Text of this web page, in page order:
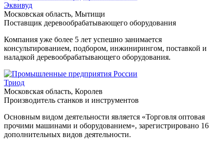
Эквивуд
Московская область, Мытищи
Поставщик деревообрабатывающего оборудования
Компания уже более 5 лет успешно занимается
консультированием, подбором, инжинирингом, поставкой и
наладкой деревообрабатывающего оборудования.
Триод
Московская область, Королев
Производитель станков и инструментов
Основным видом деятельности является «Торговля оптовая
прочими машинами и оборудованием», зарегистрировано 16
дополнительных видов деятельности.